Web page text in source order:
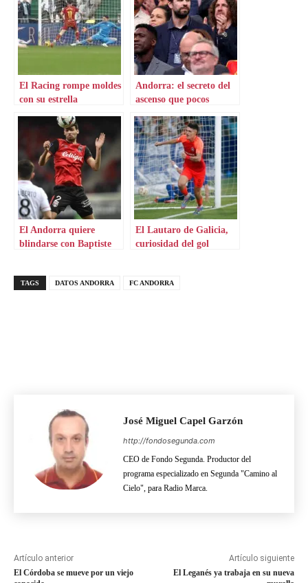
El Racing rompe moldes
con su estrella
Andorra: el secreto del
ascenso que pocos
El Andorra quiere
blindarse con Baptiste
El Lautaro de Galicia,
curiosidad del gol
TAGS DATOS ANDORRA FC ANDORRA
José Miguel Capel Garzón
http://fondosegunda.com
CEO de Fondo Segunda. Productor del
programa especializado en Segunda "Camino al
Cielo", para Radio Marca.
Artículo anterior
El Córdoba se mueve por un viejo
Artículo siguiente
El Leganés ya trabaja en su nueva